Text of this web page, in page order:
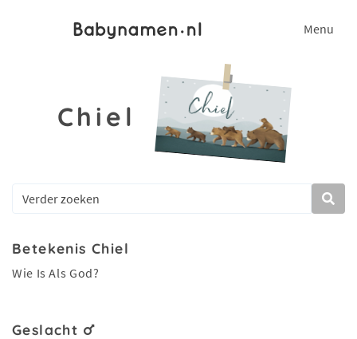
Menu
Chiel
Betekenis Chiel
Wie Is Als God?
Geslacht